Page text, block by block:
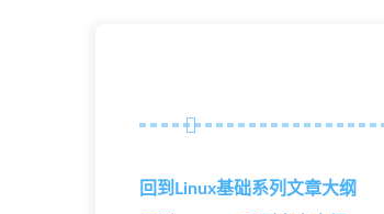
回到Linux基础系列文章大纲